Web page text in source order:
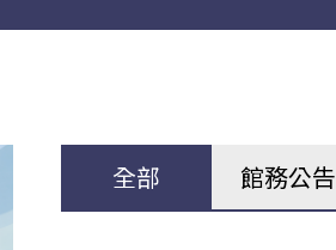
全部 館務公告